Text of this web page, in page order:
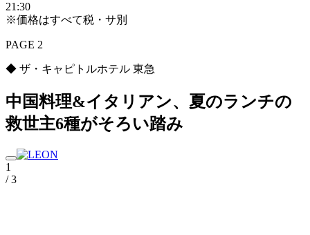
21:30
※価格はすべて税・サ別
PAGE 2
◆ ザ・キャピトルホテル 東急
中国料理&イタリアン、夏のランチの
救世主6種がそろい踏み
1
/ 3